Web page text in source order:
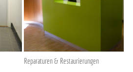
Reparaturen & Restaurierungen